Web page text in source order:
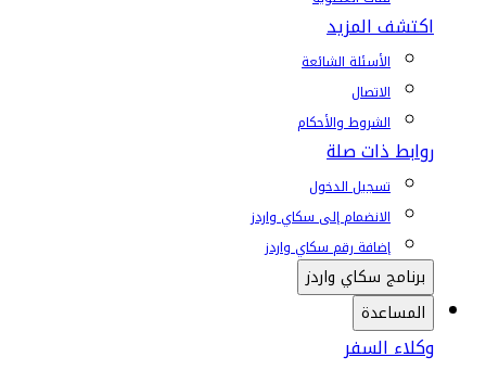
اكتشف المزيد
الأسئلة الشائعة
الاتصال
الشروط والأحكام
روابط ذات صلة
تسجيل الدخول
الانضمام إلى سكاي واردز
إضافة رقم سكاي واردز
برنامج سكاي واردز
المساعدة
وكلاء السفر